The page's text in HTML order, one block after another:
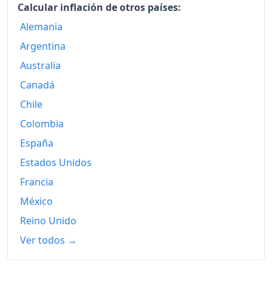
Hoy
Calcular inflación de otros países:
Alemania
Argentina
Australia
Canadá
Chile
Colombia
España
Estados Unidos
Francia
México
Reino Unido
Ver todos →